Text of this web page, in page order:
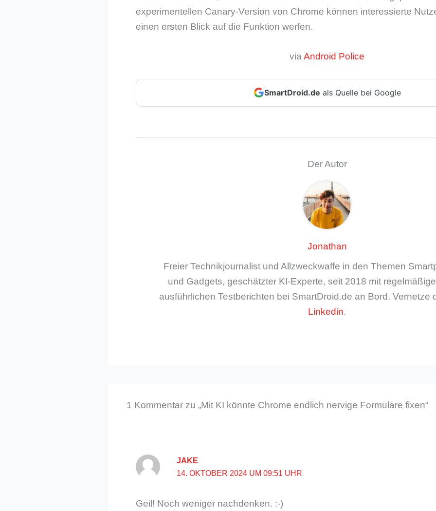
experimentellen Canary-Version von Chrome können interessierte
einen ersten Blick auf die Funktion werfen.
viaAndroid Police
SmartDroid.de als Quelle bei Google
Der Autor
Jonathan
Freier Technikjournalist und Allzweckwaffe in den Themen
und Gadgets, geschätzter KI-Experte, seit 2018 mit
ausführlichen Testberichten bei SmartDroid.de an Bord. Vernetze
Linkedin.
1 Kommentar zu „Mit KI könnte Chrome endlich nervige Formulare fixen“
JAKE
14. OKTOBER 2024 UM 09:51 UHR
Geil! Noch weniger nachdenken. :-)